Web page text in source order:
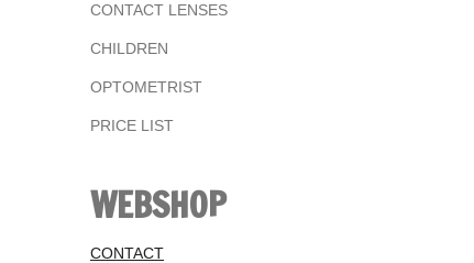
CONTACT LENSES
CHILDREN
OPTOMETRIST
PRICE LIST
WEBSHOP
CONTACT